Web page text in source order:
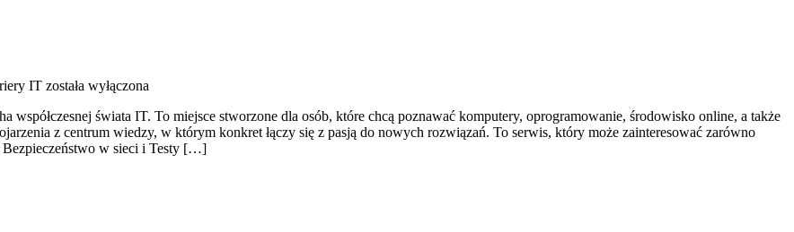
IT została wyłączona
współczesnej świata IT. To miejsce stworzone dla osób, które chcą poznawać komputery, oprogramowanie, środowisko online, a także
z centrum wiedzy, w którym konkret łączy się z pasją do nowych rozwiązań. To serwis, który może zainteresować zarówno
Bezpieczeństwo w sieci i Testy […]